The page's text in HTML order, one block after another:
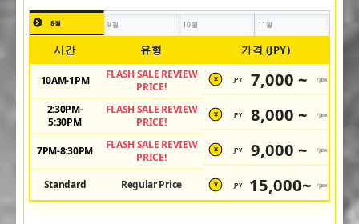
8월 9월 10월 11월
시간 유형 가격 (JPY)
10AM-1PM
FLASH SALE REVIEW
PRICE!
¥ JPY 7,000 ~ /pax
2:30PM-
5:30PM
FLASH SALE REVIEW
PRICE!
¥ JPY 8,000 ~ /pax
7PM-8:30PM
FLASH SALE REVIEW
PRICE!
¥ JPY 9,000 ~ /pax
Standard Regular Price ¥ JPY 15,000~ /pax